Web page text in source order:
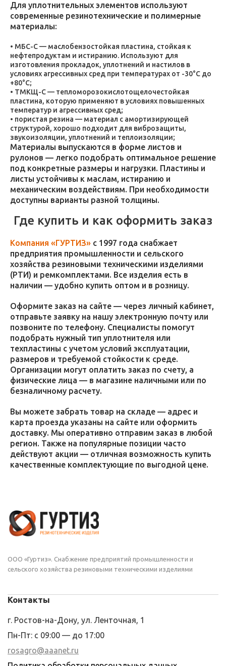
Для уплотнительных элементов используют
современные резинотехнические и полимерные
материалы:
МБС-С — маслобензостойкая пластина, стойкая к
нефтепродуктам и истиранию. Используют для
изготовления прокладок, уплотнений и настилов в
условиях агрессивных сред при температурах от -30°C до
+80°C;
ТМКЩ-С — тепломорозокислотощелочестойкая
пластина, которую применяют в условиях повышенных
температур и агрессивных сред;
пористая резина — материал с амортизирующей
структурой, хорошо подходит для виброзащиты,
звукоизоляции, уплотнений и теплоизоляции;
Материалы выпускаются в форме листов и
рулонов — легко подобрать оптимальное решение
под конкретные размеры и нагрузки. Пластины и
листы устойчивы к маслам, истиранию и
механическим воздействиям. При необходимости
доступны варианты разной толщины.
Где купить и как оформить заказ
Компания «ГУРТИЗ» с 1997 года снабжает
предприятия промышленности и сельского
хозяйства резиновыми техническими изделиями
(РТИ) и ремкомплектами. Все изделия есть в
наличии — удобно купить оптом и в розницу.
Оформите заказ на сайте — через личный кабинет,
отправьте заявку на нашу электронную почту или
позвоните по телефону. Специалисты помогут
подобрать нужный тип уплотнителя или
техпластины с учетом условий эксплуатации,
размеров и требуемой стойкости к среде.
Организации могут оплатить заказ по счету, а
физические лица — в магазине наличными или по
безналичному расчету.
Вы можете забрать товар на складе — адрес и
карта проезда указаны на сайте или оформить
доставку. Мы оперативно отправим заказ в любой
регион. Также на популярные позиции часто
действуют акции — отличная возможность купить
качественные комплектующие по выгодной цене.
ООО «Гуртиз». Снабжение предприятий промышленности и
сельского хозяйства резиновыми техническими изделиями
Контакты
г. Ростов-на-Дону, ул. Ленточная, 1
Пн-Пт: с 09:00 — до 17:00
rosagro@aaanet.ru